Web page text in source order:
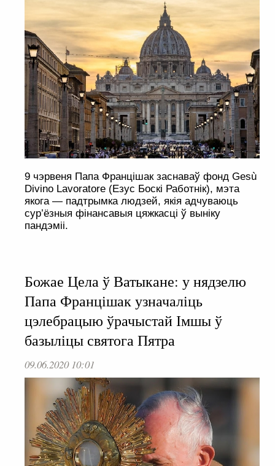
9 чэрвеня Папа Францішак заснаваў фонд Gesù
Divino Lavoratore (Езус Боскі Работнік), мэта
якога — падтрымка людзей, якія адчуваюць
сур’ёзныя фінансавыя цяжкасці ў выніку
пандэміі.
Божае Цела ў Ватыкане: у нядзелю
Папа Францішак узначаліць
цэлебрацыю ўрачыстай Імшы ў
базыліцы святога Пятра
09.06.2020 10:01